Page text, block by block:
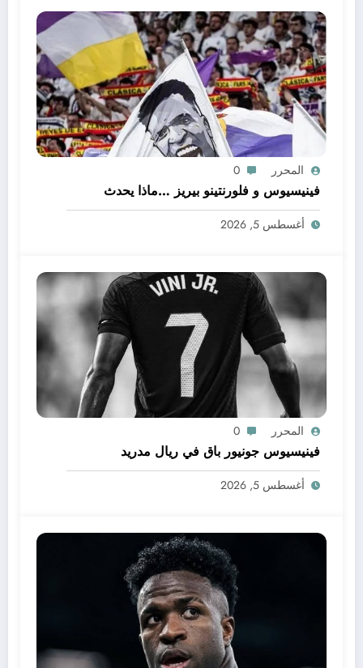
المحرر 0
فينيسيوس و فلورنتينو بيريز …ماذا يحدث
أغسطس 5, 2026
المحرر 0
فينيسيوس جونيور باق في ريال مدريد
أغسطس 5, 2026